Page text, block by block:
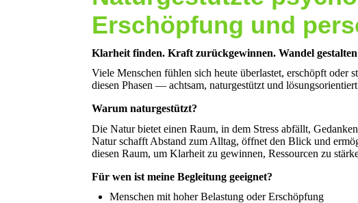
Erschöpfung und
Klarheit finden. Kraft zurückgewinnen. Wandel
Viele Menschen fühlen sich heute überlastet, erschöpft
diesen Phasen — achtsam, naturgestützt und
Warum naturgestützt?
Die Natur bietet einen Raum, in dem Stress abfällt,
Natur schafft Abstand zum Alltag, öffnet den Blick und
diesen Raum, um Klarheit zu gewinnen, Ressourcen zu
Für wen ist meine Begleitung geeignet?
Menschen mit hoher Belastung oder Erschöpfung